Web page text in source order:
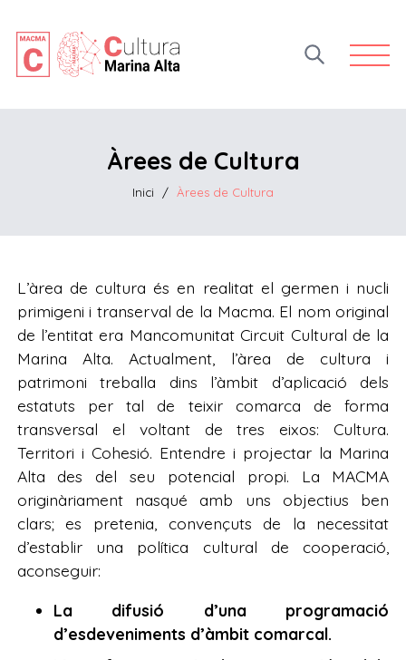
Open
Àrees de Cultura
Inici / Àrees de Cultura
L’àrea de cultura és en realitat el germen i nucli
primigeni i transerval de la Macma. El nom original
de l’entitat era Mancomunitat Circuit Cultural de la
Marina Alta. Actualment, l’àrea de cultura i
patrimoni treballa dins l’àmbit d’aplicació dels
estatuts per tal de teixir comarca de forma
transversal el voltant de tres eixos: Cultura.
Territori i Cohesió. Entendre i projectar la Marina
Alta des del seu potencial propi. La MACMA
originàriament nasqué amb uns objectius ben
clars; es pretenia, convençuts de la necessitat
d’establir una política cultural de cooperació,
aconseguir:
La difusió d’una programació
d’esdeveniments d’àmbit comarcal.